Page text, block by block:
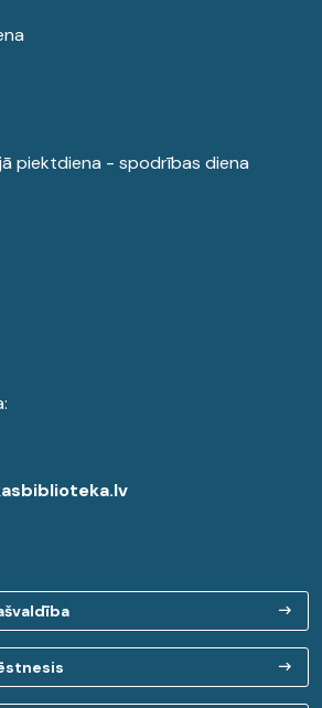
piektdiena - spodrības diena